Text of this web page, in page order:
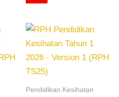
Pendidikan Kesihatan